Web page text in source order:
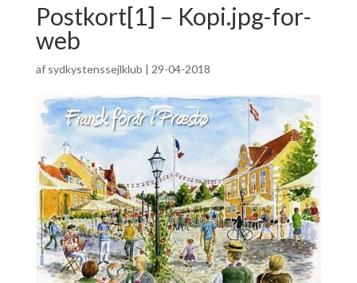
Postkort[1] – Kopi.jpg-for-
web
af sydkystenssejlklub | 29-04-2018